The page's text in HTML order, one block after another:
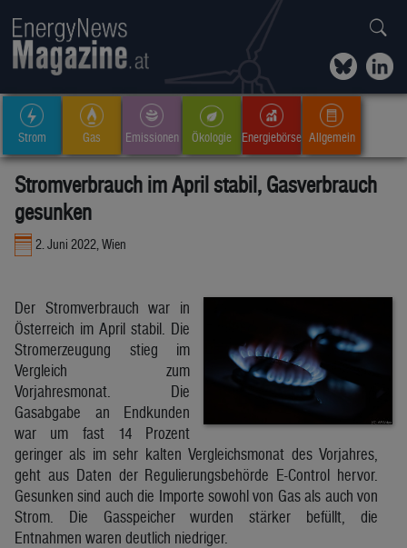
Strom Gas Emissionen Ökologie Energiebörse Allgemein
Stromverbrauch im April stabil, Gasverbrauch
gesunken
2. Juni 2022, Wien
Der Stromverbrauch war in
Österreich im April stabil. Die
Stromerzeugung stieg im
Vergleich zum
Vorjahresmonat. Die
Gasabgabe an Endkunden
war um fast 14 Prozent
geringer als im sehr kalten Vergleichsmonat des Vorjahres,
geht aus Daten der Regulierungsbehörde E-Control hervor.
Gesunken sind auch die Importe sowohl von Gas als auch von
Strom. Die Gasspeicher wurden stärker befüllt, die
Entnahmen waren deutlich niedriger.